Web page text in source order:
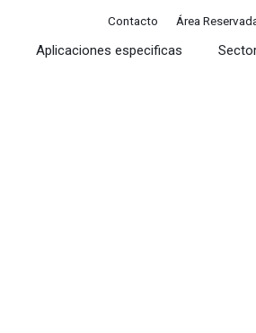
Contacto Área
Aplicaciones especificas